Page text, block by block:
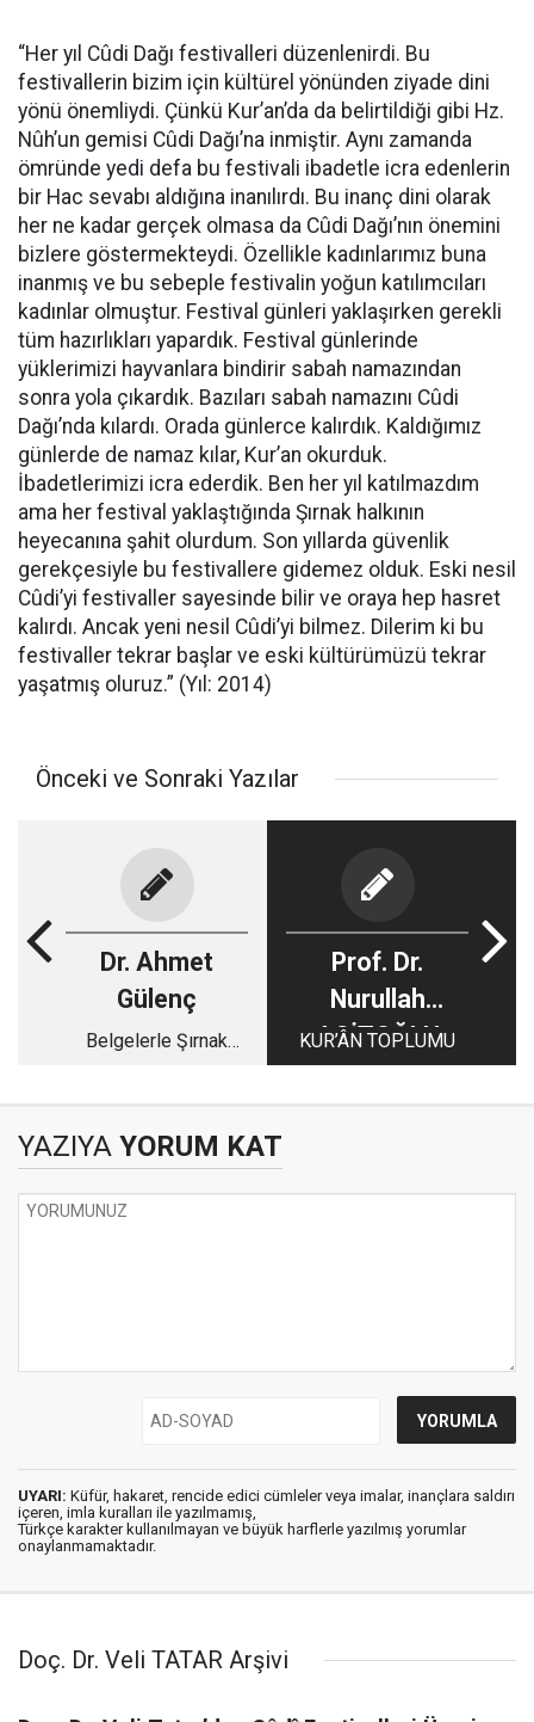
“Her yıl Cûdi Dağı festivalleri düzenlenirdi. Bu
festivallerin bizim için kültürel yönünden ziyade dini
yönü önemliydi. Çünkü Kur’an’da da belirtildiği gibi Hz.
Nûh’un gemisi Cûdi Dağı’na inmiştir. Aynı zamanda
ömründe yedi defa bu festivali ibadetle icra edenlerin
bir Hac sevabı aldığına inanılırdı. Bu inanç dini olarak
her ne kadar gerçek olmasa da Cûdi Dağı’nın önemini
bizlere göstermekteydi. Özellikle kadınlarımız buna
inanmış ve bu sebeple festivalin yoğun katılımcıları
kadınlar olmuştur. Festival günleri yaklaşırken gerekli
tüm hazırlıkları yapardık. Festival günlerinde
yüklerimizi hayvanlara bindirir sabah namazından
sonra yola çıkardık. Bazıları sabah namazını Cûdi
Dağı’nda kılardı. Orada günlerce kalırdık. Kaldığımız
günlerde de namaz kılar, Kur’an okurduk.
İbadetlerimizi icra ederdik. Ben her yıl katılmazdım
ama her festival yaklaştığında Şırnak halkının
heyecanına şahit olurdum. Son yıllarda güvenlik
gerekçesiyle bu festivallere gidemez olduk. Eski nesil
Cûdi’yi festivaller sayesinde bilir ve oraya hep hasret
kalırdı. Ancak yeni nesil Cûdi’yi bilmez. Dilerim ki bu
festivaller tekrar başlar ve eski kültürümüzü tekrar
yaşatmış oluruz.” (Yıl: 2014)
Önceki ve Sonraki Yazılar
Dr. Ahmet
Gülenç
Belgelerle Şırnak
Prof. Dr.
Nurullah
AGİTOĞLU
KUR’ÂN TOPLUMU
YAZIYA YORUM KAT
UYARI: Küfür, hakaret, rencide edici cümleler veya imalar, inançlara saldırı
içeren, imla kuralları ile yazılmamış,
Türkçe karakter kullanılmayan ve büyük harflerle yazılmış yorumlar
onaylanmamaktadır.
Doç. Dr. Veli TATAR Arşivi